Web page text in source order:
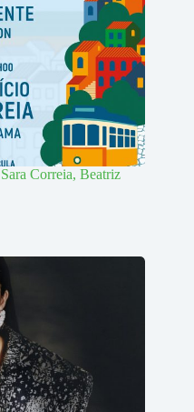
Correia, Beatriz